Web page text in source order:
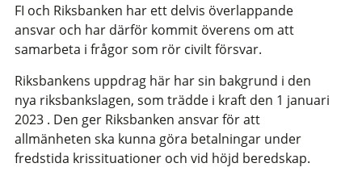
FI och Riksbanken har ett delvis överlappande
ansvar och har därför kommit överens om att
samarbeta i frågor som rör civilt försvar.
Riksbankens uppdrag här har sin bakgrund i den
nya riksbankslagen, som trädde i kraft den 1 januari
2023 . Den ger Riksbanken ansvar för att
allmänheten ska kunna göra betalningar under
fredstida krissituationer och vid höjd beredskap.